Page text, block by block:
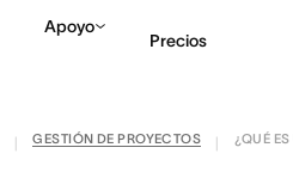
Apoyo
Precios
GESTIÓN DE PROYECTOS ¿QUÉ